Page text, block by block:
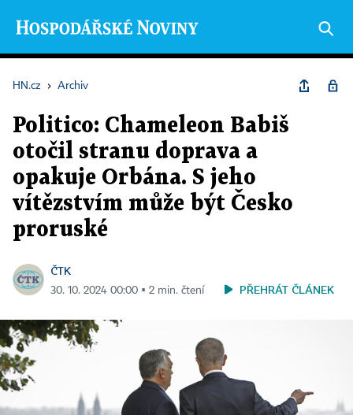
HN.cz › Archiv
Politico: Chameleon Babiš
otočil stranu doprava a
opakuje Orbána. S jeho
vítězstvím může být Česko
proruské
ČTK
30. 10. 2024 00:00 ▪ 2 min. čtení PŘEHRÁT ČLÁNEK